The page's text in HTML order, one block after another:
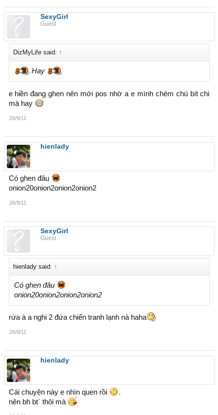
SexyGirl
Guest
DizMyLife said: ↑
Hay
e hiền đang ghen nên mới pos nhờ a e mình chém chú bít chi
mà hay
26/9/11
hienlady
Có ghen đâu
onion20onion2onion2onion2
26/9/11
SexyGirl
Guest
hienlady said: ↑
Có ghen đâu
onion20onion2onion2onion2
rứa à a nghi 2 đứa chiến tranh lạnh nà haha
26/9/11
hienlady
Cái chuyện này e nhìn quen rồi
.
nên bh bt` thôi mà